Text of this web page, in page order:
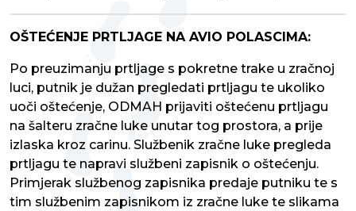
OŠTEĆENJE PRTLJAGE NA AVIO POLASCIMA:
Po preuzimanju prtljage s pokretne trake u zračnoj
luci, putnik je dužan pregledati prtljagu te ukoliko
uoči oštećenje, ODMAH prijaviti oštećenu prtljagu
na šalteru zračne luke unutar tog prostora, a prije
izlaska kroz carinu. Službenik zračne luke pregleda
prtljagu te napravi službeni zapisnik o oštećenju.
Primjerak službenog zapisnika predaje putniku te s
tim službenim zapisnikom iz zračne luke te slikama